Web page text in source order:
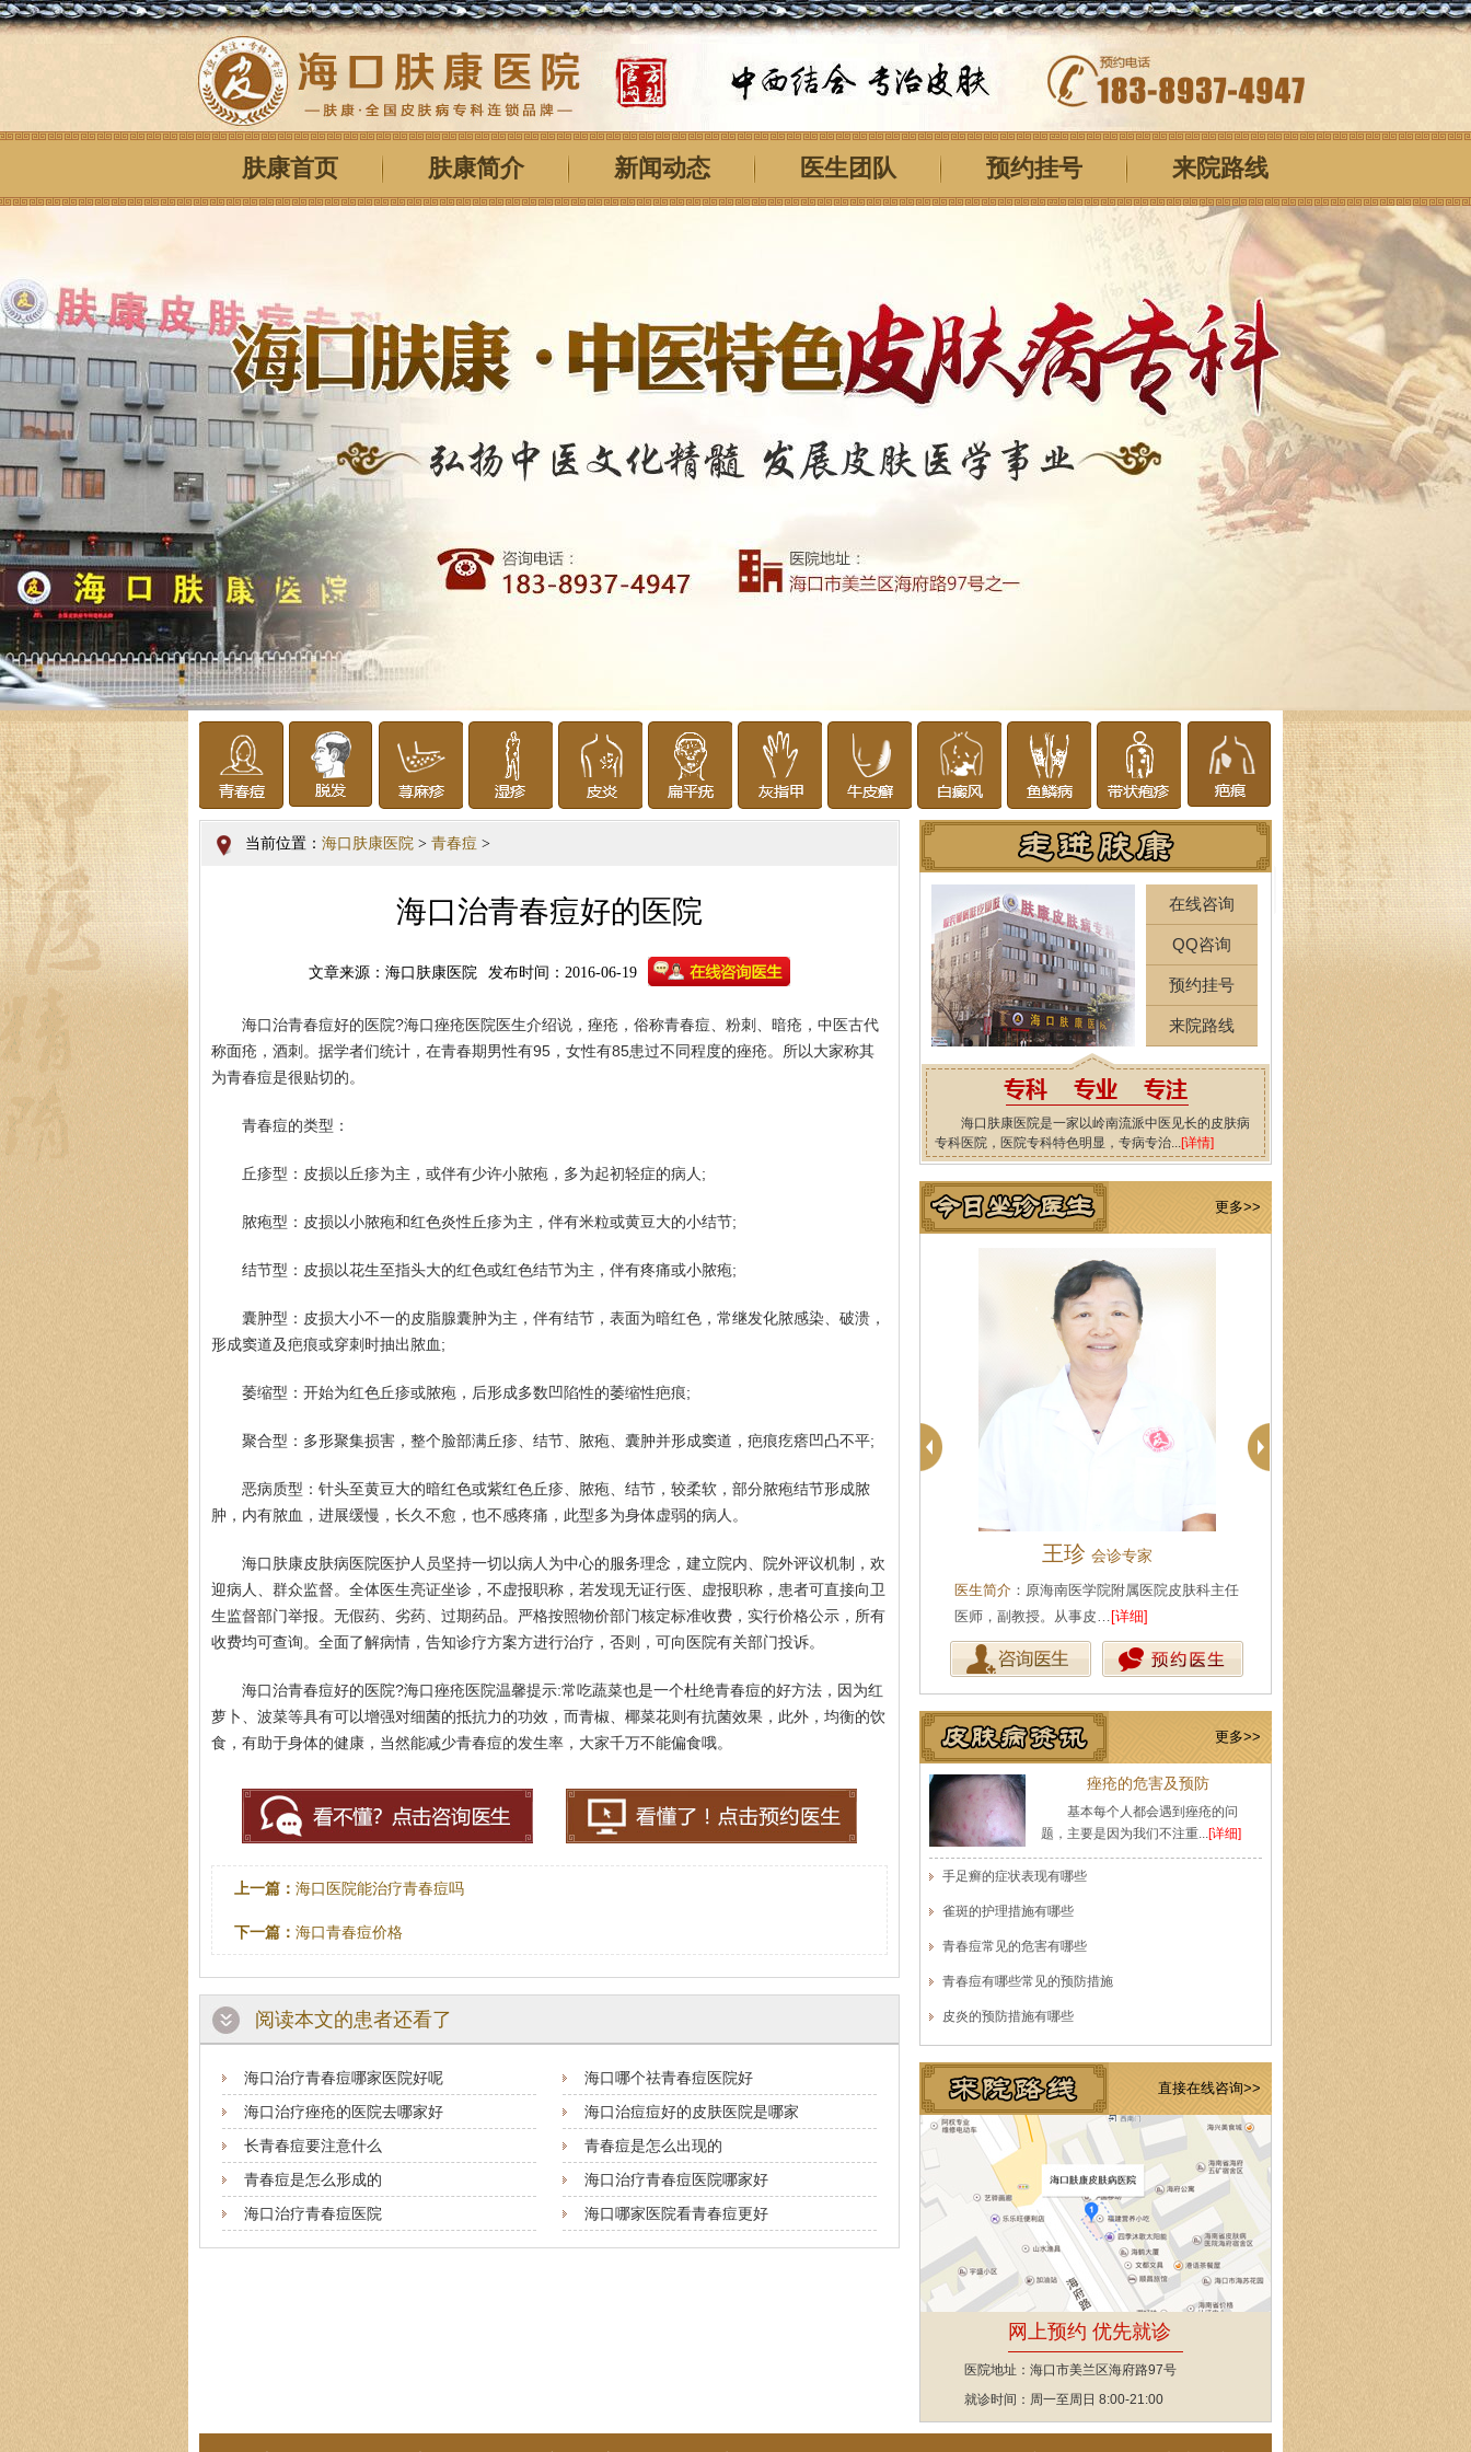
肤康首页 肤康简介 新闻动态 医生团队 预约挂号 来院路线
当前位置： 海口肤康医院 > 青春痘 >
海口治青春痘好的医院
文章来源：海口肤康医院 发布时间：2016-06-19
海口治青春痘好的医院?海口痤疮医院医生介绍说，痤疮，俗称青春痘、粉刺、暗疮，中医古代
称面疮，酒刺。据学者们统计，在青春期男性有95，女性有85患过不同程度的痤疮。所以大家称其
为青春痘是很贴切的。
青春痘的类型：
丘疹型：皮损以丘疹为主，或伴有少许小脓疱，多为起初轻症的病人;
脓疱型：皮损以小脓疱和红色炎性丘疹为主，伴有米粒或黄豆大的小结节;
结节型：皮损以花生至指头大的红色或红色结节为主，伴有疼痛或小脓疱;
囊肿型：皮损大小不一的皮脂腺囊肿为主，伴有结节，表面为暗红色，常继发化脓感染、破溃，
形成窦道及疤痕或穿刺时抽出脓血;
萎缩型：开始为红色丘疹或脓疱，后形成多数凹陷性的萎缩性疤痕;
聚合型：多形聚集损害，整个脸部满丘疹、结节、脓疱、囊肿并形成窦道，疤痕疙瘩凹凸不平;
恶病质型：针头至黄豆大的暗红色或紫红色丘疹、脓疱、结节，较柔软，部分脓疱结节形成脓
肿，内有脓血，进展缓慢，长久不愈，也不感疼痛，此型多为身体虚弱的病人。
海口肤康皮肤病医院医护人员坚持一切以病人为中心的服务理念，建立院内、院外评议机制，欢
迎病人、群众监督。全体医生亮证坐诊，不虚报职称，若发现无证行医、虚报职称，患者可直接向卫
生监督部门举报。无假药、劣药、过期药品。严格按照物价部门核定标准收费，实行价格公示，所有
收费均可查询。全面了解病情，告知诊疗方案方进行治疗，否则，可向医院有关部门投诉。
海口治青春痘好的医院?海口痤疮医院温馨提示:常吃蔬菜也是一个杜绝青春痘的好方法，因为红
萝卜、波菜等具有可以增强对细菌的抵抗力的功效，而青椒、椰菜花则有抗菌效果，此外，均衡的饮
食，有助于身体的健康，当然能减少青春痘的发生率，大家千万不能偏食哦。
上一篇： 海口医院能治疗青春痘吗
下一篇： 海口青春痘价格
阅读本文的患者还看了
海口治疗青春痘哪家医院好呢
海口哪个祛青春痘医院好
海口治疗痤疮的医院去哪家好
海口治痘痘好的皮肤医院是哪家
长青春痘要注意什么
青春痘是怎么出现的
青春痘是怎么形成的
海口治疗青春痘医院哪家好
海口治疗青春痘医院
海口哪家医院看青春痘更好
在线咨询
QQ咨询
预约挂号
来院路线
海口肤康医院是一家以岭南流派中医见长的皮肤病
专科医院，医院专科特色明显，专病专治...[详情]
更多>>
王珍 会诊专家
医生简介：原海南医学院附属医院皮肤科主任
医师，副教授。从事皮…[详细]
陈武林 皮肤科主任
医生简介 ：现任海口肤康医院皮肤科主任，从
事皮肤性病专业工作多…[详细]
更多>>
痤疮的危害及预防
基本每个人都会遇到痤疮的问
题，主要是因为我们不注重...[详细]
手足癣的症状表现有哪些
雀斑的护理措施有哪些
青春痘常见的危害有哪些
青春痘有哪些常见的预防措施
皮炎的预防措施有哪些
直接在线咨询>>
网上预约 优先就诊
医院地址：海口市美兰区海府路97号
就诊时间：周一至周日 8:00-21:00